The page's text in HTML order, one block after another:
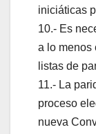
iniciáticas
10.- Es
a lo menos
listas de
11.- La
proceso
nueva